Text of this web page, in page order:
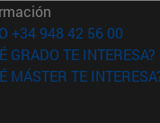
+34 948 42 56 00
GRADO TE INTERESA?
MÁSTER TE